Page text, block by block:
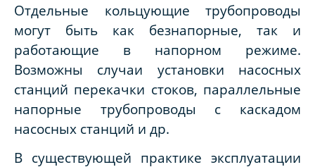
Отдельные кольцующие трубопроводы
могут быть как безнапорные, так и
работающие в напорном режиме.
Возможны случаи установки насосных
станций перекачки стоков, параллельные
напорные трубопроводы с каскадом
насосных станций и др.
В существующей практике эксплуатации